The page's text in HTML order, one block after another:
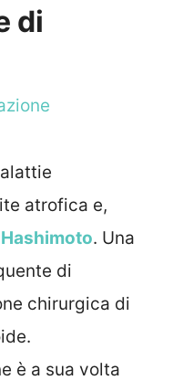
di
atrofica e,
. Una
di
chirurgica di
è a sua volta